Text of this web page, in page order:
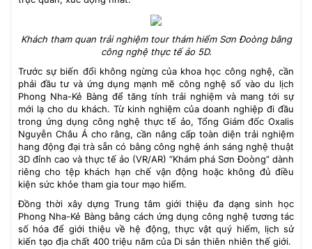
Khách tham quan trải nghiệm tour thám hiểm Sơn Đoòng bằng
công nghệ thực tế ảo 5D.
Trước sự biến đổi không ngừng của khoa học công nghệ, cần
phải đầu tư và ứng dụng mạnh mẽ công nghệ số vào du lịch
Phong Nha-Kẻ Bàng để tăng tính trải nghiệm và mang tới sự
mới lạ cho du khách. Từ kinh nghiệm của doanh nghiệp đi đầu
trong ứng dụng công nghệ thực tế ảo, Tổng Giám đốc Oxalis
Nguyễn Châu Á cho rằng, cần nâng cấp toàn diện trải nghiệm
hang động đại trà sẵn có bằng công nghệ ánh sáng nghệ thuật
3D đỉnh cao và thực tế ảo (VR/AR) “Khám phá Sơn Đoòng” dành
riêng cho tệp khách hạn chế vận động hoặc không đủ điều
kiện sức khỏe tham gia tour mạo hiểm.
Đồng thời xây dựng Trung tâm giới thiệu đa dạng sinh học
Phong Nha-Kẻ Bàng bằng cách ứng dụng công nghệ tương tác
số hóa để giới thiệu về hệ động, thực vật quý hiếm, lịch sử
kiến tạo địa chất 400 triệu năm của Di sản thiên nhiên thế giới.